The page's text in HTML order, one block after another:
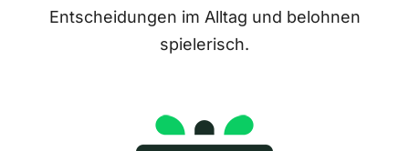
Entscheidungen im Alltag und belohnen
spielerisch.